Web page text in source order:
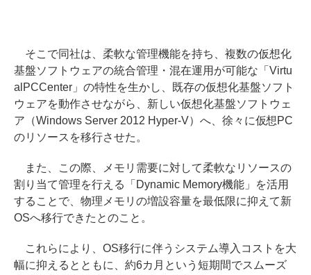
そこで同社は、柔軟な管理機能を持ち、複数の仮想化
基盤ソフトウェアの統合管理・混在運用が可能な「Virtu
alPCCenter」の特性を生かし、既存の仮想化基盤ソフト
ウェアを動作させながら、新しい仮想化基盤ソフトウェ
ア（Windows Server 2012 Hyper-V）へ、徐々に仮想PC
のリソースを移行させた。
また、この際、メモリ需要に対して柔軟なリソースの
割り当て管理を行える「Dynamic Memory機能」を活用
することで、物理メモリの増設容量を最低限に抑えて新
OSへ移行できたとのこと。
これらにより、OS移行に伴うシステム導入コストを大
幅に抑えるとともに、約6カ月という短期間でスムーズ